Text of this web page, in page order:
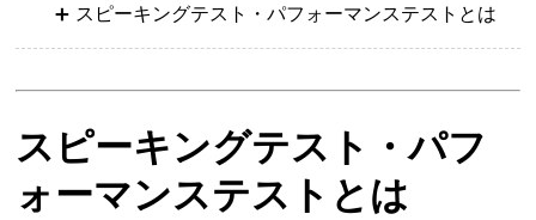
スピーキングテスト・パフォーマンステストとは
スピーキングテスト・パフ
ォーマンステストとは